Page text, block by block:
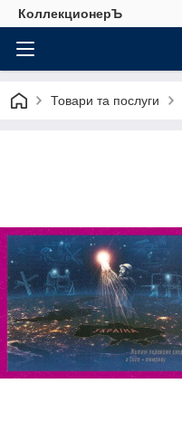
КоллекционерЪ
Товари та послуги